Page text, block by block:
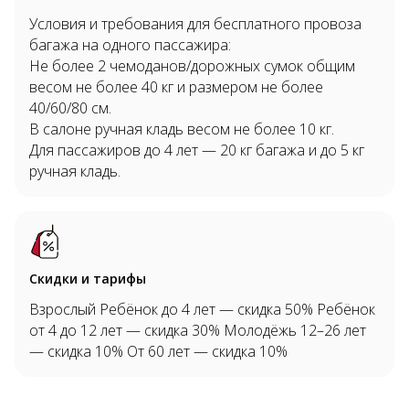
Условия и требования для бесплатного провоза
багажа на одного пассажира:
Не более 2 чемоданов/дорожных сумок общим
весом не более 40 кг и размером не более
40/60/80 см.
В салоне ручная кладь весом не более 10 кг.
Для пассажиров до 4 лет — 20 кг багажа и до 5 кг
ручная кладь.
Скидки и тарифы
Взрослый Ребёнок до 4 лет — скидка 50% Ребёнок
от 4 до 12 лет — скидка 30% Молодёжь 12–26 лет
— скидка 10% От 60 лет — скидка 10%